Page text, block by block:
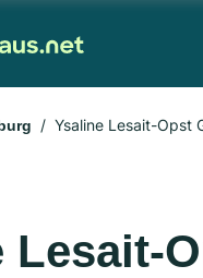
Ysaline Lesait-Opst
Lesait-